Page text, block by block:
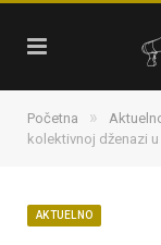
Početna »
kolektivnoj dženazi u
AKTUELNO